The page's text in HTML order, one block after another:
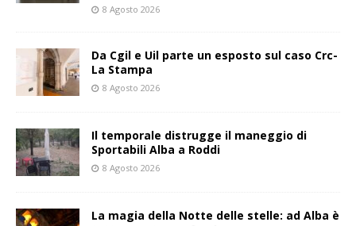
8 Agosto 2026
Da Cgil e Uil parte un esposto sul caso Crc-
La Stampa
8 Agosto 2026
Il temporale distrugge il maneggio di
Sportabili Alba a Roddi
8 Agosto 2026
La magia della Notte delle stelle: ad Alba è